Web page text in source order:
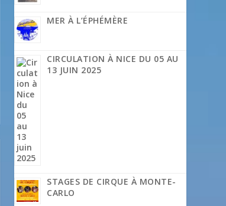
MER À L’ÉPHÉMÈRE
CIRCULATION À NICE DU 05 AU
13 JUIN 2025
STAGES DE CIRQUE À MONTE-
CARLO